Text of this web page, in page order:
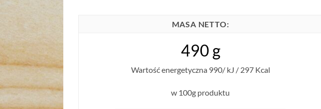
MASA NETTO:
490 g
Wartość energetyczna 990/ kJ / 297 Kcal
w 100g produktu